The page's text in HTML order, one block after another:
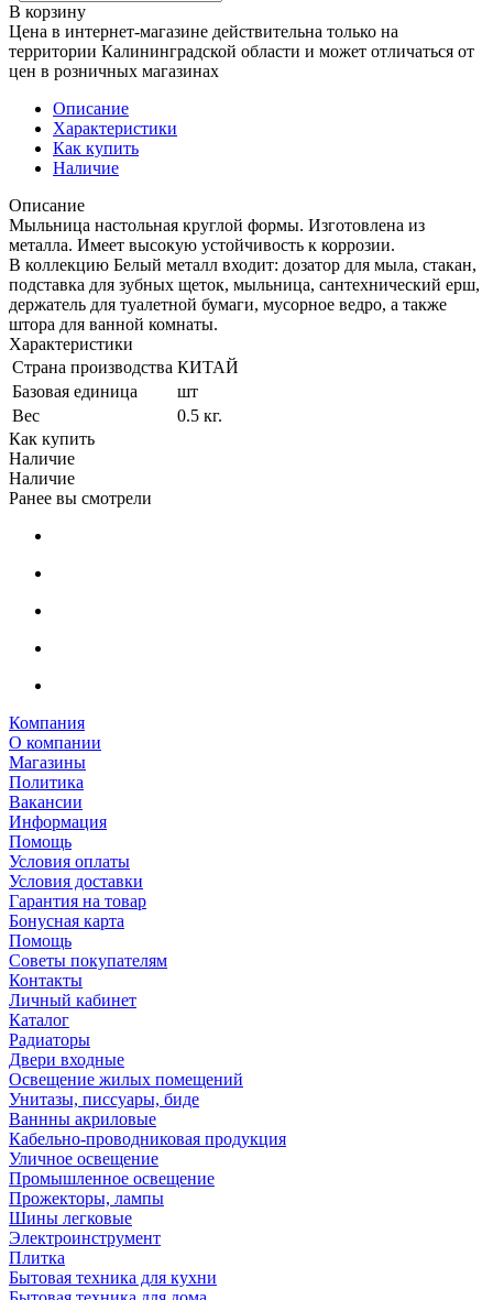
В корзину
Цена в интернет-магазине действительна только на
территории Калининградской области и может отличаться от
цен в розничных магазинах
Описание
Характеристики
Как купить
Наличие
Описание
Мыльница настольная круглой формы. Изготовлена из
металла. Имеет высокую устойчивость к коррозии.
В коллекцию Белый металл входит: дозатор для мыла, стакан,
подставка для зубных щеток, мыльница, сантехнический ерш,
держатель для туалетной бумаги, мусорное ведро, а также
штора для ванной комнаты.
Характеристики
Страна производства КИТАЙ
Базовая единица
шт
Вес
0.5 кг.
Как купить
Наличие
Наличие
Ранее вы смотрели
Компания
О компании
Магазины
Политика
Вакансии
Информация
Помощь
Условия оплаты
Условия доставки
Гарантия на товар
Бонусная карта
Помощь
Советы покупателям
Контакты
Личный кабинет
Каталог
Радиаторы
Двери входные
Освещение жилых помещений
Унитазы, писсуары, биде
Ваннны акриловые
Кабельно-проводниковая продукция
Уличное освещение
Промышленное освещение
Прожекторы, лампы
Шины легковые
Электроинструмент
Плитка
Бытовая техника для кухни